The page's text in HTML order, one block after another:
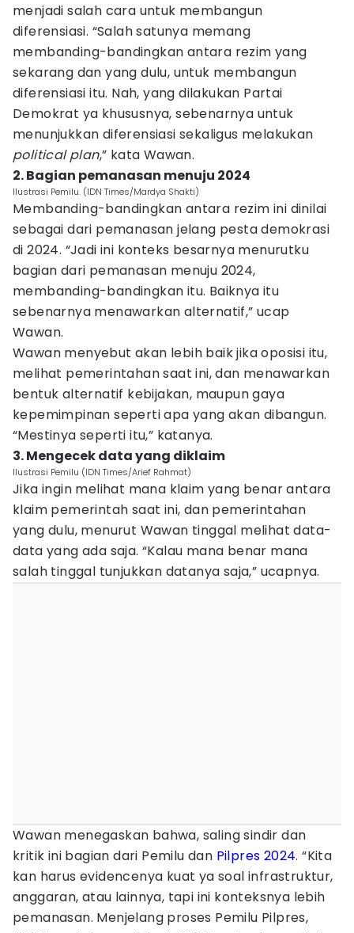
menjadi salah cara untuk membangun
diferensiasi. “Salah satunya memang
membanding-bandingkan antara rezim yang
sekarang dan yang dulu, untuk membangun
diferensiasi itu. Nah, yang dilakukan Partai
Demokrat ya khususnya, sebenarnya untuk
menunjukkan diferensiasi sekaligus melakukan
political plan,” kata Wawan.
2. Bagian pemanasan menuju 2024
Ilustrasi Pemilu. (IDN Times/Mardya Shakti)
Membanding-bandingkan antara rezim ini dinilai
sebagai dari pemanasan jelang pesta demokrasi
di 2024. “Jadi ini konteks besarnya menurutku
bagian dari pemanasan menuju 2024,
membanding-bandingkan itu. Baiknya itu
sebenarnya menawarkan alternatif,” ucap
Wawan.
Wawan menyebut akan lebih baik jika oposisi itu,
melihat pemerintahan saat ini, dan menawarkan
bentuk alternatif kebijakan, maupun gaya
kepemimpinan seperti apa yang akan dibangun.
“Mestinya seperti itu,” katanya.
3. Mengecek data yang diklaim
Ilustrasi Pemilu (IDN Times/Arief Rahmat)
Jika ingin melihat mana klaim yang benar antara
klaim pemerintah saat ini, dan pemerintahan
yang dulu, menurut Wawan tinggal melihat data-
data yang ada saja. “Kalau mana benar mana
salah tinggal tunjukkan datanya saja,” ucapnya.
Wawan menegaskan bahwa, saling sindir dan
kritik ini bagian dari Pemilu dan Pilpres 2024. “Kita
kan harus evidencenya kuat ya soal infrastruktur,
anggaran, atau lainnya, tapi ini konteksnya lebih
pemanasan. Menjelang proses Pemilu Pilpres,